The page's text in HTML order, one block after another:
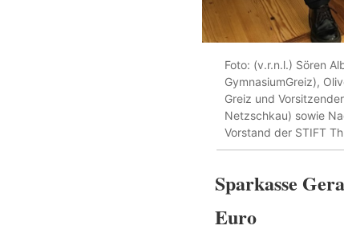
Foto: (v.r.n.l.) Sören
GymnasiumGreiz),
Greiz und
Netzschkau) sowie
Vorstand der STIFT
Sparkasse
Euro